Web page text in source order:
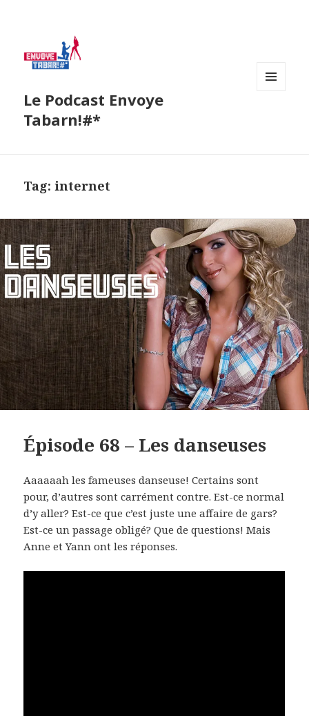
Le Podcast Envoye
Tabarn!#*
Tag:internet
Épisode 68 – Les danseuses
Aaaaaah les fameuses danseuse! Certains sont
pour, d’autres sont carrément contre. Est-ce normal
d’y aller? Est-ce que c’est juste une affaire de gars?
Est-ce un passage obligé? Que de questions! Mais
Anne et Yann ont les réponses.